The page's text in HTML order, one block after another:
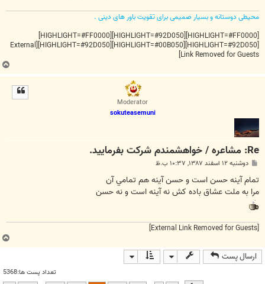
محیطی دوستانه و بسیار صمیمی برای تقویت باور های دینی .
[HIGHLIGHT=#FF0000][HIGHLIGHT=#92D050][HIGHLIGHT=#FF0000]
[External
Link Removed for Guests]
ب
ا
Moderator
sokuteasemuni
Re: مشاعره / خواهشمندم شرکت بفرماييد.
پ
ت
دوشنبه ۱۲ اسفند ۱۳۸۷, ۱۰:۳۷ ب.ظ
تمام آينه حسن است و حسن آينه هم تمامي آن
مرا به ملت عشاق باده كش نه آينه است و نه حسن
ب
ا
ارسال پست
تعداد پست ها:5368